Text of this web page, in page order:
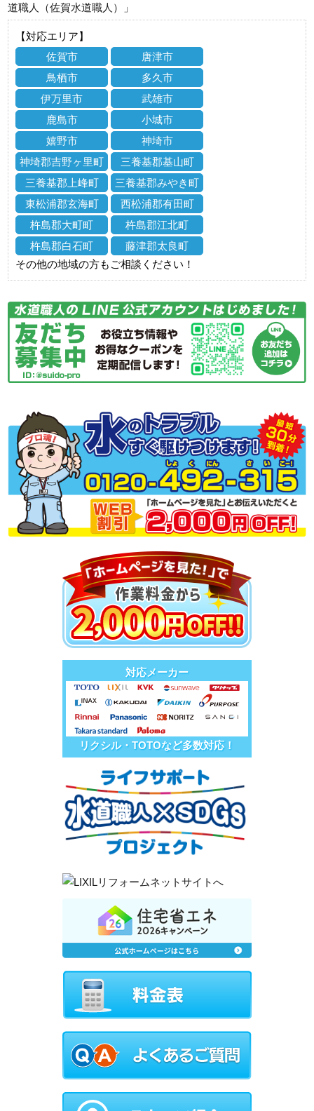
道職人（佐賀水道職人）」
【対応エリア】
佐賀市
唐津市
鳥栖市
多久市
伊万里市
武雄市
鹿島市
小城市
嬉野市
神埼市
神埼郡吉野ヶ里町
三養基郡基山町
三養基郡上峰町
三養基郡みやき町
東松浦郡玄海町
西松浦郡有田町
杵島郡大町町
杵島郡江北町
杵島郡白石町
藤津郡太良町
その他の地域の方もご相談ください！
対応メーカー
リクシル・TOTOなど多数対応！